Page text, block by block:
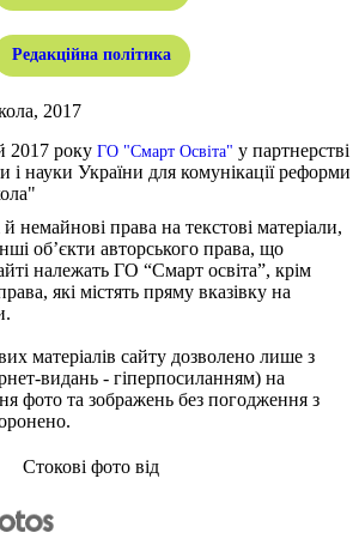
Редакційна політика
2017
2017 року ГО "Смарт Освіта" у партнерстві
і науки України для комунікації реформи
немайнові права на текстові матеріали,
об’єкти авторського права, що
належать ГО “Смарт освіта”, крім
які містять пряму вказівку на
матеріалів сайту дозволено лише з
видань - гіперпосиланням) на
фото та зображень без погодження з
Стокові фото від